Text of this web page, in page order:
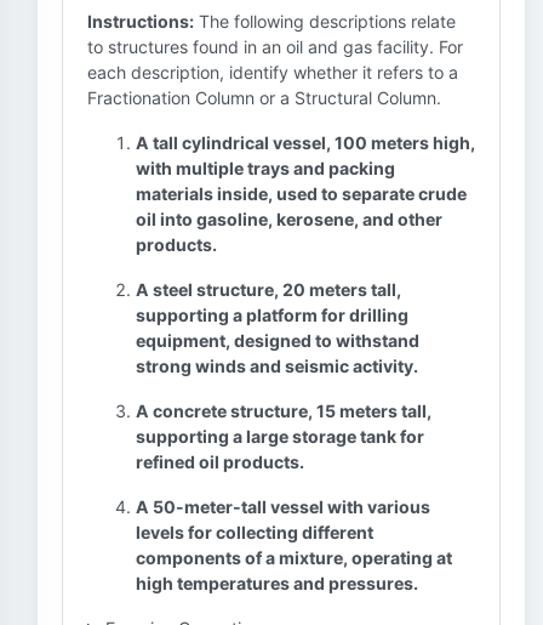
Instructions: The following descriptions relate
to structures found in an oil and gas facility. For
each description, identify whether it refers to a
Fractionation Column or a Structural Column.
A tall cylindrical vessel, 100 meters high,
with multiple trays and packing
materials inside, used to separate crude
oil into gasoline, kerosene, and other
products.
A steel structure, 20 meters tall,
supporting a platform for drilling
equipment, designed to withstand
strong winds and seismic activity.
A concrete structure, 15 meters tall,
supporting a large storage tank for
refined oil products.
A 50-meter-tall vessel with various
levels for collecting different
components of a mixture, operating at
high temperatures and pressures.